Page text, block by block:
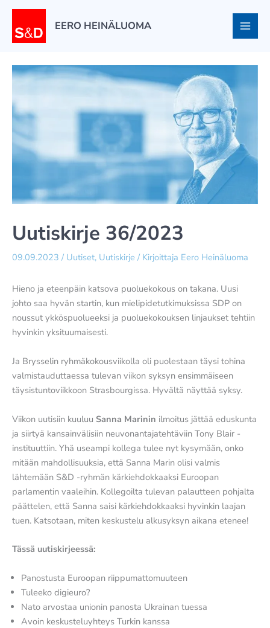
Siirry
EERO HEINÄLUOMA
Uutiskirje 36/2023
09.09.2023 / Uutiset, Uutiskirje / Kirjoittaja Eero Heinäluoma
Hieno ja eteenpäin katsova puoluekokous on takana. Uusi
johto saa hyvän startin, kun mielipidetutkimuksissa SDP on
noussut ykköspuolueeksi ja puoluekokouksen linjaukset tehtiin
hyvinkin yksituumaisesti.
Ja Brysselin ryhmäkokousviikolla oli puolestaan täysi tohina
valmistauduttaessa tulevan viikon syksyn ensimmäiseen
täysistuntoviikkoon Strasbourgissa. Hyvältä näyttää syksy.
Viikon uutisiin kuuluu Sanna Marinin ilmoitus jättää eduskunta
ja siirtyä kansainvälisiin neuvonantajatehtäviin Tony Blair -
instituuttiin. Yhä useampi kollega tulee nyt kysymään, onko
mitään mahdollisuuksia, että Sanna Marin olisi valmis
lähtemään S&D -ryhmän kärkiehdokkaaksi Euroopan
parlamentin vaaleihin. Kollegoilta tulevan palautteen pohjalta
päättelen, että Sanna saisi kärkiehdokkaaksi hyvinkin laajan
tuen. Katsotaan, miten keskustelu alkusyksyn aikana etenee!
Tässä uutiskirjeessä:
Panostusta Euroopan riippumattomuuteen
Tuleeko digieuro?
Nato arvostaa unionin panosta Ukrainan tuessa
Avoin keskusteluyhteys Turkin kanssa